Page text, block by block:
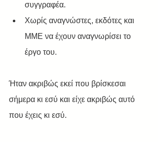
συγγραφέα.
Χωρίς αναγνώστες, εκδότες και
ΜΜΕ να έχουν αναγνωρίσει το
έργο του.
Ήταν ακριβώς εκεί που βρίσκεσαι
σήμερα κι εσύ και είχε ακριβώς αυτό
που έχεις κι εσύ.